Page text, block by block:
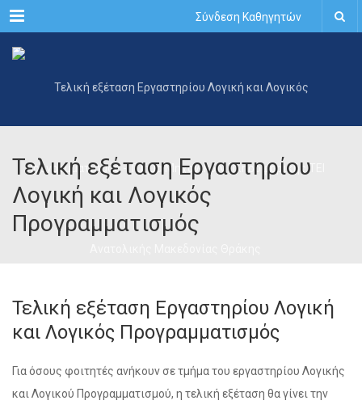
Menu Σύνδεση Καθηγητών
Τελική εξέταση Εργαστηρίου
Λογική και Λογικός
Προγραμματισμός
Τελική εξέταση Εργαστηρίου Λογική
και Λογικός Προγραμματισμός
Για όσους φοιτητές ανήκουν σε τμήμα του εργαστηρίου Λογικής
και Λογικού Προγραμματισμού, η τελική εξέταση θα γίνει την